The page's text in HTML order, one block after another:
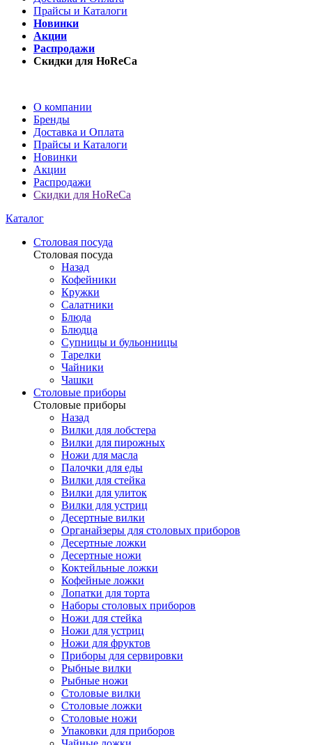
Прайсы и Каталоги
Новинки
Акции
Распродажи
Скидки для HoReCa
О компании
Бренды
Доставка и Оплата
Прайсы и Каталоги
Новинки
Акции
Распродажи
Скидки для HoReCa
Каталог
Столовая посуда
Столовая посуда
Назад
Кофейники
Кружки
Салатники
Блюда
Блюдца
Супницы и бульонницы
Тарелки
Чайники
Чашки
Cтоловые приборы
Cтоловые приборы
Назад
Вилки для лобстера
Вилки для пирожных
Ножи для масла
Палочки для еды
Вилки для стейка
Вилки для улиток
Вилки для устриц
Десертные вилки
Органайзеры для столовых приборов
Десертные ложки
Десертные ножи
Коктейльные ложки
Кофейные ложки
Лопатки для торта
Наборы столовых приборов
Ножи для стейка
Ножи для устриц
Ножи для фруктов
Приборы для сервировки
Рыбные вилки
Рыбные ножи
Столовые вилки
Столовые ложки
Столовые ножи
Упаковки для приборов